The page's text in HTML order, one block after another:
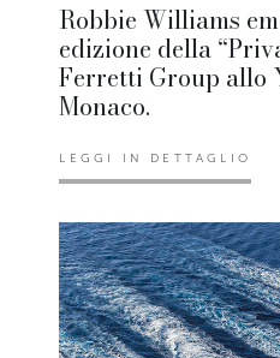
Robbie Williams
edizione della
Ferretti Group allo
Monaco.
LEGGI IN DETTAGLIO